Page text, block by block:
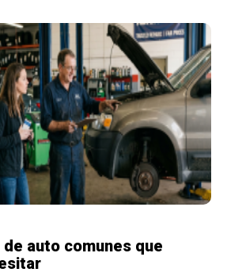
auto comunes que